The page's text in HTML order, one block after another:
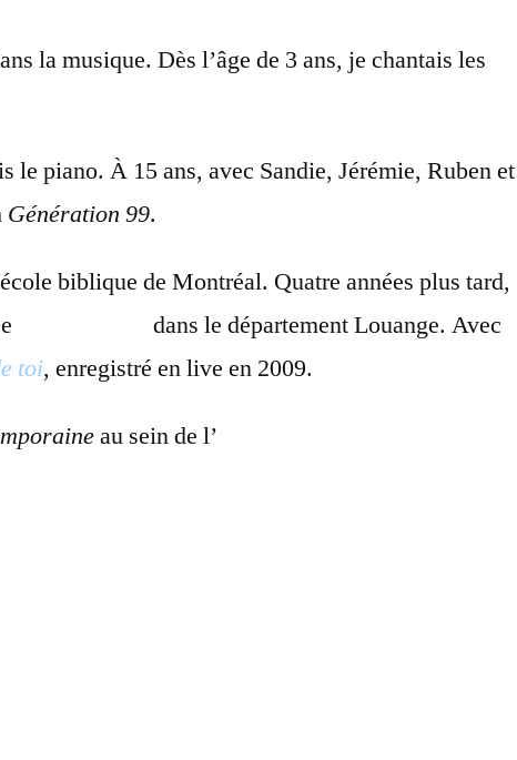
la musique. Dès l’âge de 3 ans, je chantais les
le piano. À 15 ans, avec Sandie, Jérémie, Ruben et
Génération 99.
biblique de Montréal. Quatre années plus tard,
dans le département Louange. Avec
toi, enregistré en live en 2009.
au sein de l’